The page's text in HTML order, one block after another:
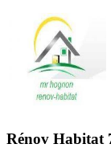
Rénov Habitat